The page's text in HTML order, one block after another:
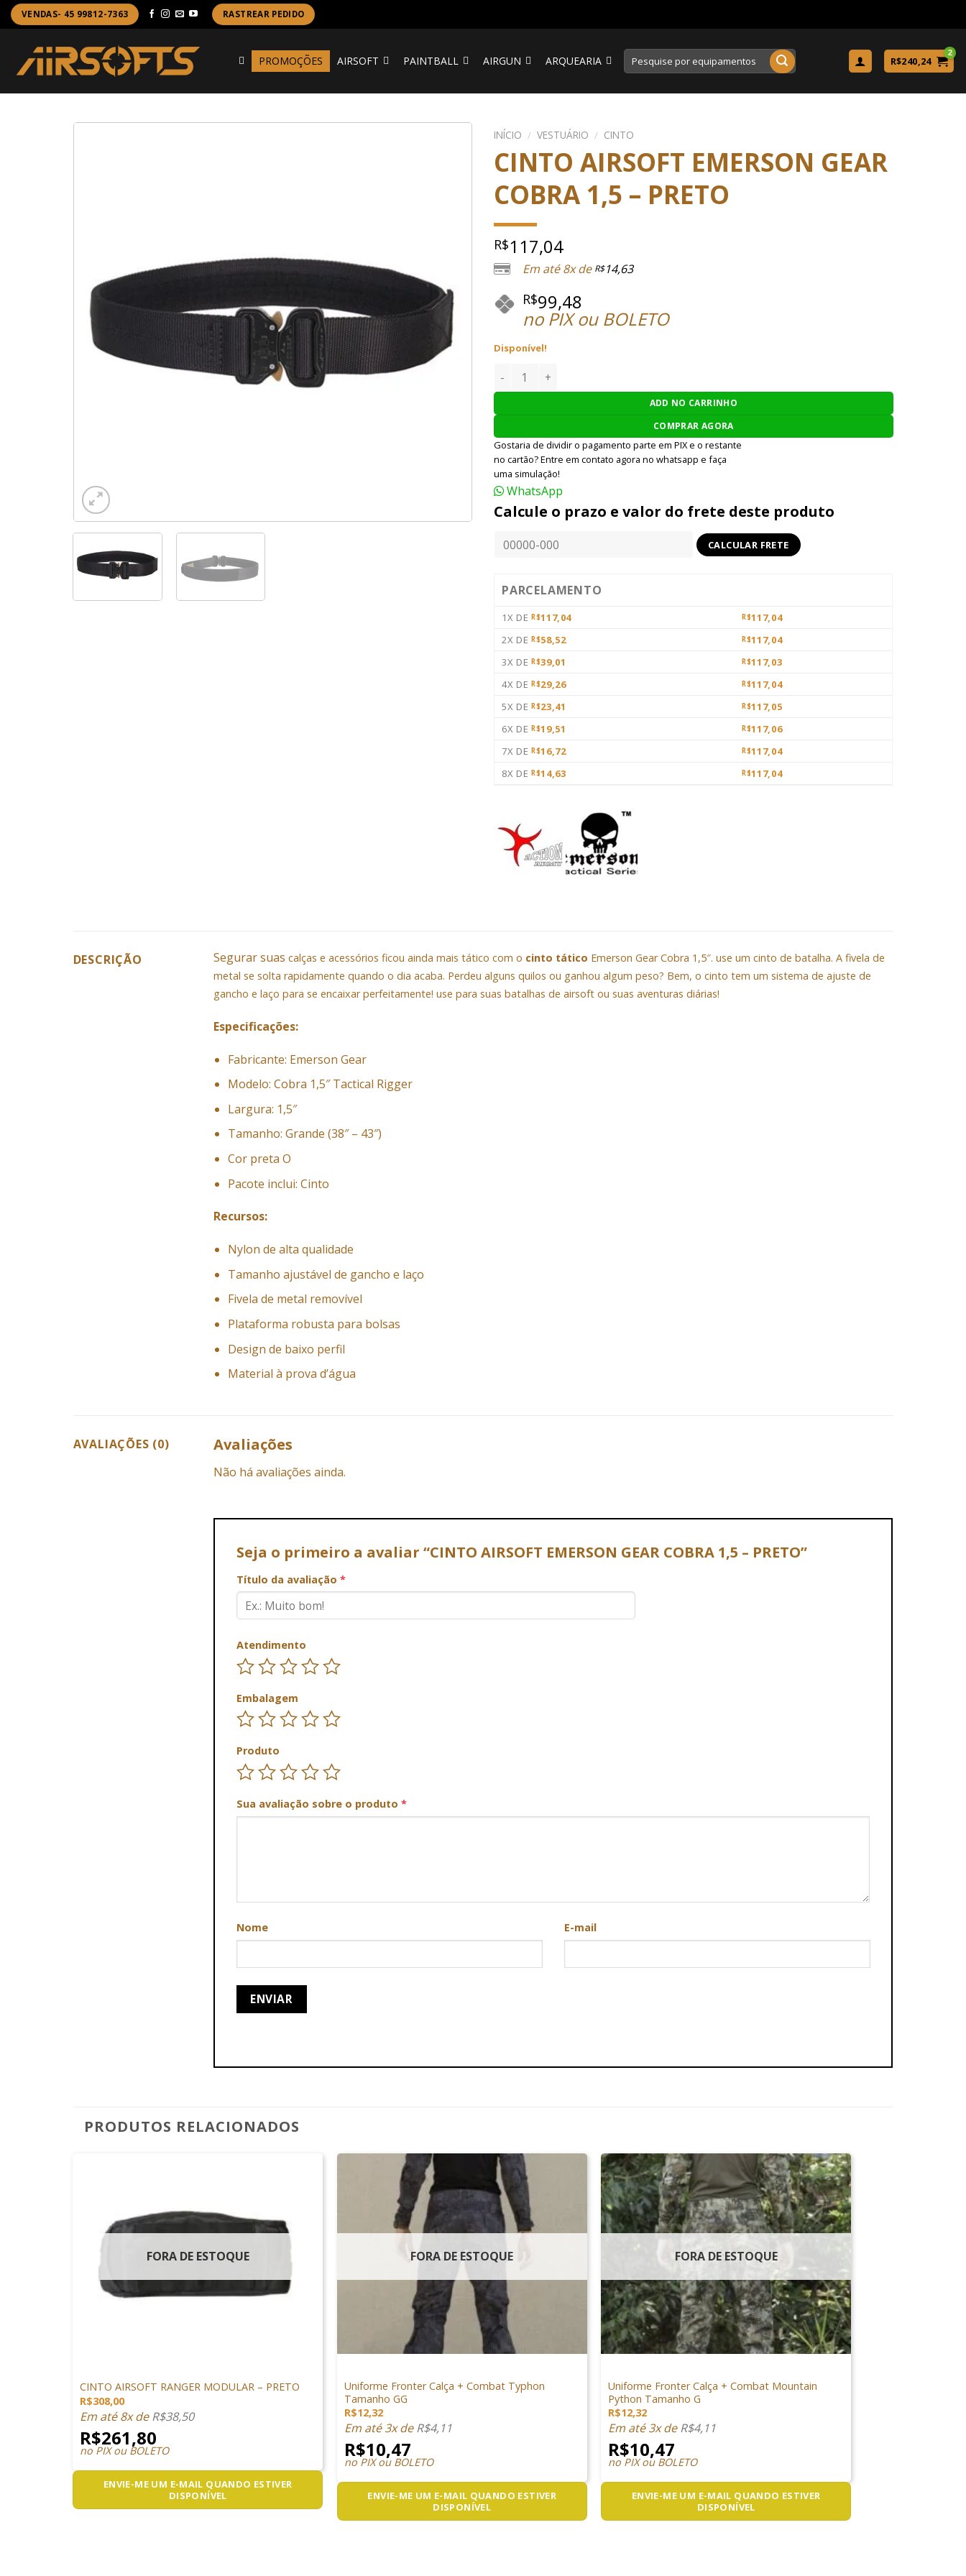
Skip
to
content
VENDAS- 45 99812-7363 RASTREAR PEDIDO
PROMOÇÕES AIRSOFT PAINTBALL AIRGUN ARQUEARIA
Pesquisar
por:
R$240,24
INÍCIO / VESTUÁRIO / CINTO
CINTO AIRSOFT EMERSON GEAR
COBRA 1,5 – PRETO
R$117,04
Em até 8x de R$14,63
R$99,48
no PIX ou BOLETO
Disponível!
CINTO AIRSOFT EMERSON GEAR COBRA 1,5 - PRETO quantidade
ADD NO CARRINHO
COMPRAR AGORA
Gostaria de dividir o pagamento parte em PIX e o restante
no cartão? Entre em contato agora no whatsapp e faça
uma simulação!
WhatsApp
Calcule o prazo e valor do frete deste produto
PARCELAMENTO
1X DE R$117,04 R$117,04
2X DE R$58,52 R$117,04
3X DE R$39,01 R$117,03
4X DE R$29,26 R$117,04
5X DE R$23,41 R$117,05
6X DE R$19,51 R$117,06
7X DE R$16,72 R$117,04
8X DE R$14,63 R$117,04
DESCRIÇÃO Segurar suas calças e acessórios ficou ainda mais tático com o cinto tático Emerson Gear Cobra 1,5″. use um cinto de batalha. A fivela de
metal se solta rapidamente quando o dia acaba. Perdeu alguns quilos ou ganhou algum peso? Bem, o cinto tem um sistema de ajuste de
gancho e laço para se encaixar perfeitamente! use para suas batalhas de airsoft ou suas aventuras diárias!
Especificações:
Fabricante: Emerson Gear
Modelo: Cobra 1,5″ Tactical Rigger
Largura: 1,5″
Tamanho: Grande (38″ – 43″)
Cor preta O
Pacote inclui: Cinto
Recursos:
Nylon de alta qualidade
Tamanho ajustável de gancho e laço
Fivela de metal removível
Plataforma robusta para bolsas
Design de baixo perfil
Material à prova d’água
AVALIAÇÕES (0) Avaliações
Não há avaliações ainda.
Seja o primeiro a avaliar “CINTO AIRSOFT EMERSON GEAR COBRA 1,5 – PRETO”
Título da avaliação *
Atendimento
Embalagem
Produto
Sua avaliação sobre o produto *
Nome E-mail
PRODUTOS RELACIONADOS
FORA DE ESTOQUE
CINTO AIRSOFT RANGER MODULAR – PRETO
R$308,00
Em até 8x deR$38,50
R$261,80
no PIX ou BOLETO
ENVIE-ME UM E-MAIL QUANDO ESTIVER
DISPONÍVEL
FORA DE ESTOQUE
Uniforme Fronter Calça + Combat Typhon
Tamanho GG
R$12,32
Em até 3x deR$4,11
R$10,47
no PIX ou BOLETO
ENVIE-ME UM E-MAIL QUANDO ESTIVER
DISPONÍVEL
+
FORA DE ESTOQUE
Uniforme Fronter Calça + Combat Mountain
Python Tamanho G
R$12,32
Em até 3x deR$4,11
R$10,47
no PIX ou BOLETO
ENVIE-ME UM E-MAIL QUANDO ESTIVER
DISPONÍVEL